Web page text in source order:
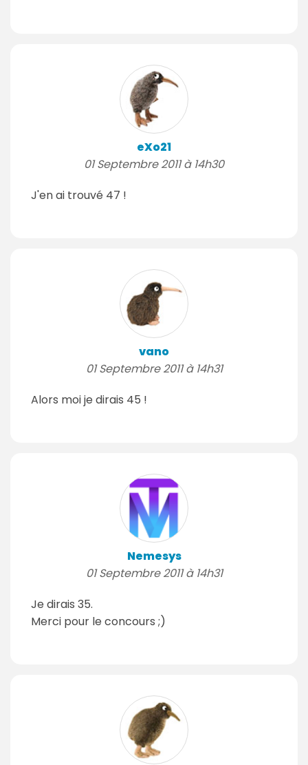
eXo21
01 Septembre 2011 à 14h30
J'en ai trouvé 47 !
vano
01 Septembre 2011 à 14h31
Alors moi je dirais 45 !
Nemesys
01 Septembre 2011 à 14h31
Je dirais 35.
Merci pour le concours ;)